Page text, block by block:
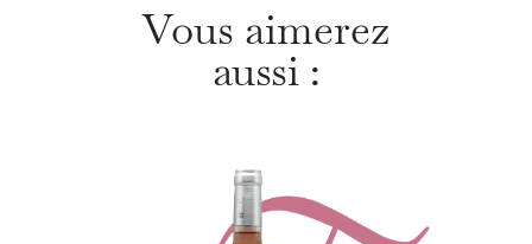
Vous aimerez
aussi :